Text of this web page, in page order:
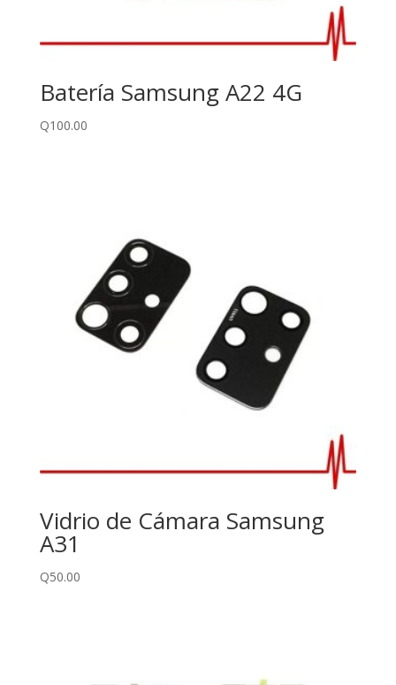
Batería Samsung A22 4G
Q100.00
Vidrio de Cámara Samsung
A31
Q50.00